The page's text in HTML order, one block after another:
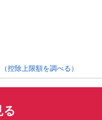
（控除上限額を調べる）
る